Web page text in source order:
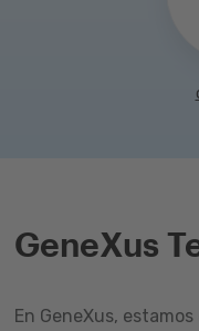
GeneXus
En GeneXus,